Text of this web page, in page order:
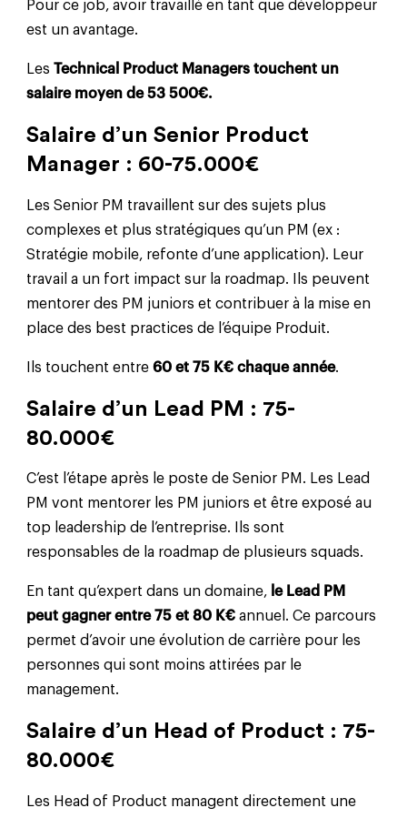
Pour ce job, avoir travaillé en tant que développeur
est un avantage.
LesTechnical Product Managers touchent un
salaire moyen de 53 500€.
Salaire d’un Senior Product
Manager : 60-75.000€
Les Senior PM travaillent sur des sujets plus
complexes et plus stratégiques qu’un PM (ex :
Stratégie mobile, refonte d’une application). Leur
travail a un fort impact sur la roadmap. Ils peuvent
mentorer des PM juniors et contribuer à la mise en
place des best practices de l’équipe Produit.
Ils touchent entre60 et 75 K€ chaque année.
Salaire d’un Lead PM : 75-
80.000€
C’est l’étape après le poste de Senior PM. Les Lead
PM vont mentorer les PM juniors et être exposé au
top leadership de l’entreprise. Ils sont
responsables de la roadmap de plusieurs squads.
En tant qu’expert dans un domaine, le Lead PM
peut gagner entre 75 et 80 K€ annuel. Ce parcours
permet d’avoir une évolution de carrière pour les
personnes qui sont moins attirées par le
management.
Salaire d’un Head of Product : 75-
80.000€
Les Head of Product managent directement une